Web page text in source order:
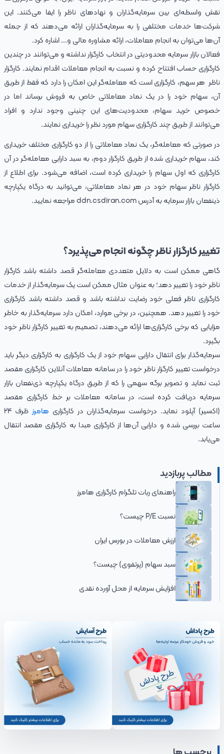
نقش واسطه‌ای بین سرمایه‌گذاران و نهادهای ناظر را ایفا می‌کنند. این
شرکت‌ها خدمات مختلفی را به سرمایه‌گذاران ارائه می‌دهند که از جمله
آن‌ها می‌توان به انجام معاملات، ارائه مشاوره مالی و... اشاره کرد.
فعالان بازار سرمایه محدودیتی در انتخاب کارگزار نداشته و می‌توانند در چندین
کارگزاری حساب افتتاح کرده و نسبت به انجام معاملات اقدام نمایند. کارگزار
ناظر هر سهم، کارگزاری است که معامله‌گر این امکان را دارد که فقط از طریق
آن، سهام خود را در یک نماد معاملاتی خاص به فروش برساند اما در
خصوص خرید سهام، محدودیت‌های این چنینی وجود ندارد و افراد
می‌توانند از طریق چند کارگزاری سهام مورد نظر را خریداری نمایند.
در صورتی که معامله‌گر، یک نماد معاملاتی را از دو کارگزاری مختلف خریداری
کند، سهام خریداری شده از طریق کارگزار دوم، به سبد دارایی معامله‌گر در آن
کارگزاری که اول سهام را خریداری کرده است، اضافه می‌شود. برای اطلاع از
کارگزار ناظر سهام خود در هر نماد معاملاتی، می‌توانید به درگاه یکپارچه
ذینفعان بازار سرمایه به آدرس ddn.csdiran.com مراجعه نمایید.
تغییر کارگزار ناظر چگونه انجام می‌پذیرد؟
گاهی ممکن است به دلایل متعددی معامله‌گر قصد داشته باشد کارگزار
ناظر خود را تغییر دهد؛ به عنوان مثال ممکن است یک سرمایه‌گذار از خدمات
کارگزاری ناظر فعلی خود رضایت نداشته باشد و قصد داشته باشد کارگزاری
خود را تغییر دهد. همچنین، در برخی موارد، امکان دارد سرمایه‌گذار به خاطر
مزایایی که برخی کارگزاری‌ها ارائه می‌دهند، تصمیم به تغییر کارگزار ناظر خود
بگیرد.
سرمایه‌گذار برای انتقال دارایی سهام خود از یک کارگزاری به کارگزاری دیگر باید
درخواست تغییر کارگزار ناظر خود را در سامانه معاملات آنلاین کارگزاری مقصد
ثبت نماید و تصویر برگه سهمی را که از طریق درگاه یکپارچه ذی‌نفعان بازار
سرمایه دریافت کرده است، در سامانه معاملات بر خط کارگزاری مقصد
(اکسیر) آپلود نماید. درخواست سرمایه‌گذاران در کارگزاری هامرز
ظرف 24
ساعت بررسی شده و دارایی آن‌ها از کارگزاری مبدا به کارگزاری مقصد انتقال
می‌یابد.
مطالب پربازدید
راهنمای ربات تلگرام کارگزاری هامرز
نسبت P/E چیست؟
ارزش معاملات در بورس ایران
سبد سهام (پرتفوی) چیست؟
افزایش سرمایه از محل آورده نقدی